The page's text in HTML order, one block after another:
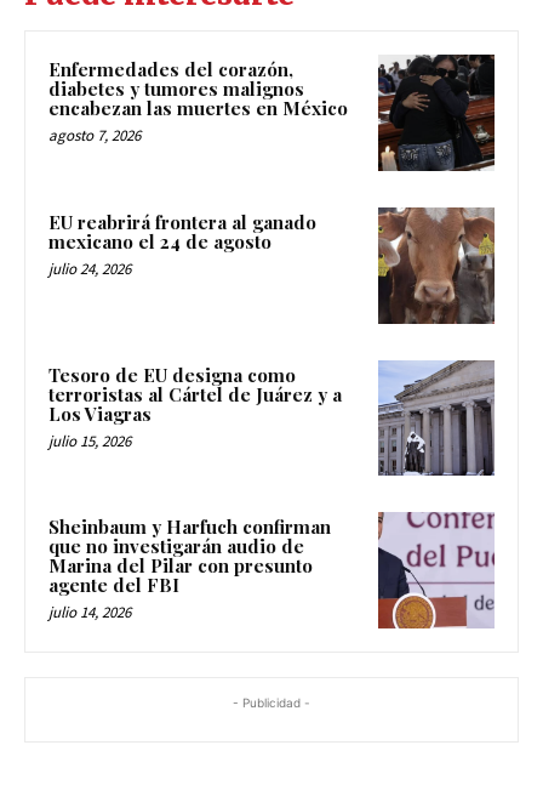
Enfermedades del corazón,
diabetes y tumores malignos
encabezan las muertes en México
agosto 7, 2026
EU reabrirá frontera al ganado
mexicano el 24 de agosto
julio 24, 2026
Tesoro de EU designa como
terroristas al Cártel de Juárez y a
Los Viagras
julio 15, 2026
Sheinbaum y Harfuch confirman
que no investigarán audio de
Marina del Pilar con presunto
agente del FBI
julio 14, 2026
- Publicidad -